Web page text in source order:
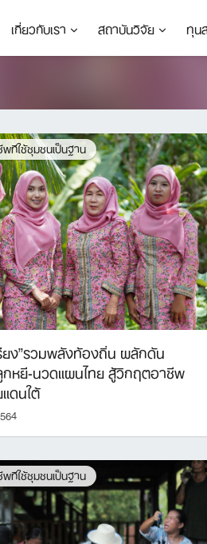
เกี่ยวกับเรา สถาบันวิจัย ทุน
ใช้ชุมชนเป็นฐาน
ยง”รวมพลังท้องถิ่น ผลักดัน
ยี-นวดแผนไทย สู้วิกฤตอาชีพ
ดนใต้
ใช้ชุมชนเป็นฐาน